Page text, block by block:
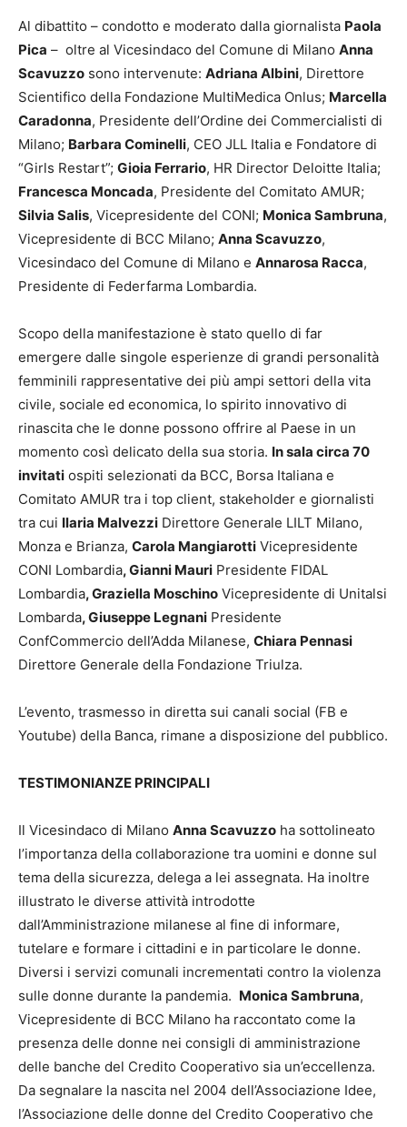
Al dibattito – condotto e moderato dalla giornalista Paola
Pica – oltre al Vicesindaco del Comune di Milano Anna
Scavuzzo sono intervenute: Adriana Albini, Direttore
Scientifico della Fondazione MultiMedica Onlus; Marcella
Caradonna, Presidente dell’Ordine dei Commercialisti di
Milano; Barbara Cominelli, CEO JLL Italia e Fondatore di
“Girls Restart”; Gioia Ferrario, HR Director Deloitte Italia;
Francesca Moncada, Presidente del Comitato AMUR;
Silvia Salis, Vicepresidente del CONI; Monica Sambruna,
Vicepresidente di BCC Milano; Anna Scavuzzo,
Vicesindaco del Comune di Milano e Annarosa Racca,
Presidente di Federfarma Lombardia.
Scopo della manifestazione è stato quello di far
emergere dalle singole esperienze di grandi personalità
femminili rappresentative dei più ampi settori della vita
civile, sociale ed economica, lo spirito innovativo di
rinascita che le donne possono offrire al Paese in un
momento così delicato della sua storia. In sala circa 70
invitati ospiti selezionati da BCC, Borsa Italiana e
Comitato AMUR tra i top client, stakeholder e giornalisti
tra cui Ilaria Malvezzi Direttore Generale LILT Milano,
Monza e Brianza, Carola Mangiarotti Vicepresidente
CONI Lombardia, Gianni Mauri Presidente FIDAL
Lombardia, Graziella Moschino Vicepresidente di Unitalsi
Lombarda, Giuseppe Legnani Presidente
ConfCommercio dell’Adda Milanese, Chiara Pennasi
Direttore Generale della Fondazione Triulza.
L’evento, trasmesso in diretta sui canali social (FB e
Youtube) della Banca, rimane a disposizione del pubblico.
TESTIMONIANZE PRINCIPALI
Il Vicesindaco di Milano Anna Scavuzzo ha sottolineato
l’importanza della collaborazione tra uomini e donne sul
tema della sicurezza, delega a lei assegnata. Ha inoltre
illustrato le diverse attività introdotte
dall’Amministrazione milanese al fine di informare,
tutelare e formare i cittadini e in particolare le donne.
Diversi i servizi comunali incrementati contro la violenza
sulle donne durante la pandemia. Monica Sambruna,
Vicepresidente di BCC Milano ha raccontato come la
presenza delle donne nei consigli di amministrazione
delle banche del Credito Cooperativo sia un’eccellenza.
Da segnalare la nascita nel 2004 dell’Associazione Idee,
l’Associazione delle donne del Credito Cooperativo che